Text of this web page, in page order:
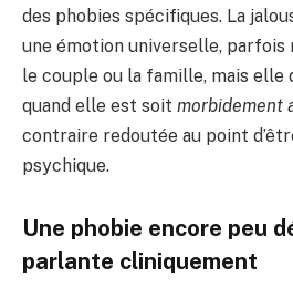
des phobies spécifiques. La
une émotion universelle, parfois
le couple ou la famille, mais elle
quand elle est soit morbidement
contraire redoutée au point
psychique.
Une phobie encore peu
parlante cliniquement